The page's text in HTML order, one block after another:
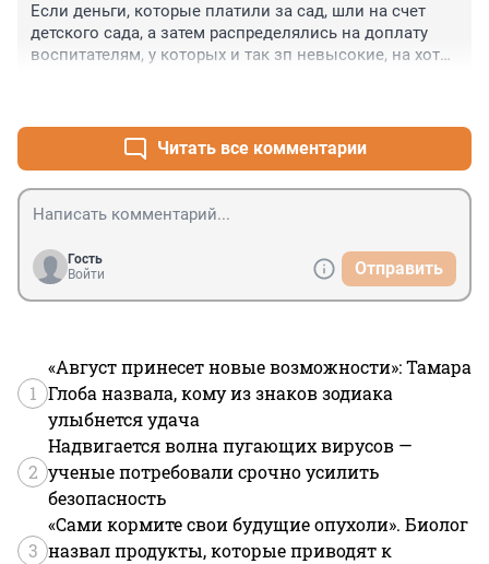
Если деньги, которые платили за сад, шли на счет
детского сада, а затем распределялись на доплату
воспитателям, у которых и так зп невысокие, на хоть
компенсируют это? Не получится ли потеря в кадрах
либо замена на менее квалифицированных, не будут
ли родители платить больше из своего кармана из- за
этой предвыборной инициативы?
Читать все комментарии
Гость
Войти
Отправить
1
«Август принесет новые возможности»: Тамара
Глоба назвала, кому из знаков зодиака
улыбнется удача
2
Надвигается волна пугающих вирусов —
ученые потребовали срочно усилить
безопасность
3
«Сами кормите свои будущие опухоли». Биолог
назвал продукты, которые приводят к